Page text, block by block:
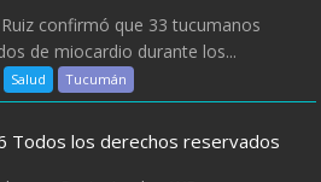
confirmó que 33 tucumanos
de miocardio durante los...
Salud Tucumán
Todos los derechos reservados